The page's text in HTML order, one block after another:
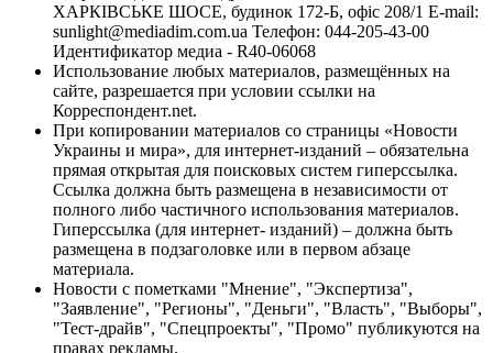
ХАРКІВСЬКЕ ШОСЕ, будинок 172-Б, офіс 208/1 E-mail:
sunlight@mediadim.com.ua Телефон: 044-205-43-00
Идентификатор медиа - R40-06068
Использование любых материалов, размещённых на
сайте, разрешается при условии ссылки на
Корреспондент.net.
При копировании материалов со страницы «Новости
Украины и мира», для интернет-изданий – обязательна
прямая открытая для поисковых систем гиперссылка.
Ссылка должна быть размещена в независимости от
полного либо частичного использования материалов.
Гиперссылка (для интернет- изданий) – должна быть
размещена в подзаголовке или в первом абзаце
материала.
Новости с пометками "Мнение", "Экспертиза",
"Заявление", "Регионы", "Деньги", "Власть", "Выборы",
"Тест-драйв", "Спецпроекты", "Промо" публикуются на
правах рекламы.